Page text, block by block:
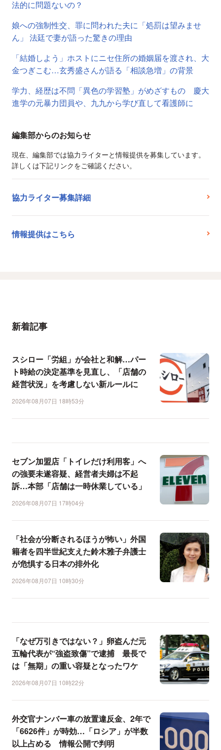
法的に問題ないの？
娘への強制性交、罪に問われた夫に「処罰は望みませ
ん」 法廷で妻が語った驚きの理由
「結婚しよう」ホストにニセ住所の婚姻届を渡され、大
金つぎこむ…玄秀盛さんが語る「相談急増」の背景
学力、経歴は不問「異色の学習塾」がめざすもの 慶大
進学の元暴力団員や、九九から学び直して看護師に
編集部からのお知らせ
現在、編集部では協力ライターと情報提供を募集しています。
詳しくは下記リンクをご確認ください。
協力ライター募集詳細
情報提供はこちら
新着記事
スシロー「労組」が会社と和解…パー
ト時給の決定基準を見直し、「店舗の
経営状況」を考慮しない新ルールに
2026年08月07日 18時53分
セブン加盟店「トイレだけ利用客」へ
の強要未遂容疑、経営者夫婦は不起
訴…本部「店舗は一時休業している」
2026年08月07日 17時04分
「社会が分断されるほうが怖い」外国
籍者を四半世紀支えた鈴木雅子弁護士
が危惧する日本の排外化
2026年08月07日 10時30分
「なぜ万引きではない？」卵盗んだ元
五輪代表が“強盗致傷”で逮捕 最長で
は「無期」の重い容疑となったワケ
2026年08月07日 10時22分
外交官ナンバー車の放置違反金、2年で
「6626件」が時効…「ロシア」が半数
以上占める 情報公開で判明